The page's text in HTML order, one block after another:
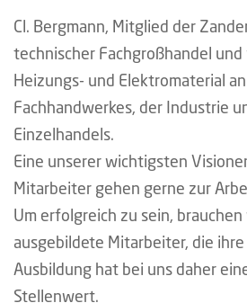
Cl. Bergmann, Mitglied der
technischer Fachgroßhandel
Heizungs- und Elektromaterial
Fachhandwerkes, der Industrie
Einzelhandels.
Eine unserer wichtigsten
Mitarbeiter gehen gerne zur
Um erfolgreich zu sein,
ausgebildete Mitarbeiter, die
Ausbildung hat bei uns daher
Stellenwert.